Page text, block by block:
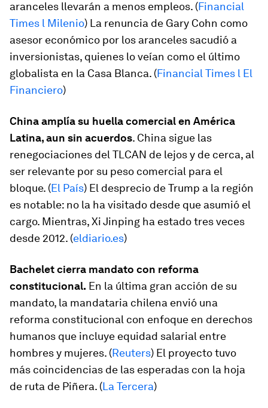
aranceles llevarán a menos empleos. (Financial
Times l Milenio) La renuncia de Gary Cohn como
asesor económico por los aranceles sacudió a
inversionistas, quienes lo veían como el último
globalista en la Casa Blanca. (Financial Times l El
Financiero)
China amplía su huella comercial en América
Latina, aun sin acuerdos. China sigue las
renegociaciones del TLCAN de lejos y de cerca, al
ser relevante por su peso comercial para el
bloque. (El País) El desprecio de Trump a la región
es notable: no la ha visitado desde que asumió el
cargo. Mientras, Xi Jinping ha estado tres veces
desde 2012. (eldiario.es)
Bachelet cierra mandato con reforma
constitucional. En la última gran acción de su
mandato, la mandataria chilena envió una
reforma constitucional con enfoque en derechos
humanos que incluye equidad salarial entre
hombres y mujeres. (Reuters) El proyecto tuvo
más coincidencias de las esperadas con la hoja
de ruta de Piñera. (La Tercera)